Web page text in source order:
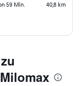
59 Min. 40,8 km